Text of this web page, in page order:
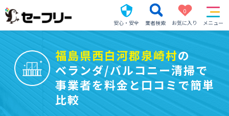
安心・安全 業者検索
0
お気に入り
メニュー
福島県西白河郡泉崎村の
ベランダ/バルコニー清掃で
事業者を料金と口コミで簡単
比較